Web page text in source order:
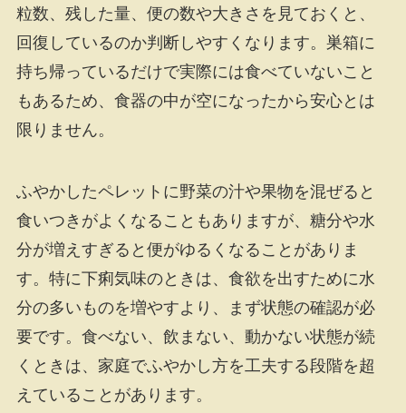
粒数、残した量、便の数や大きさを見ておくと、
回復しているのか判断しやすくなります。巣箱に
持ち帰っているだけで実際には食べていないこと
もあるため、食器の中が空になったから安心とは
限りません。
ふやかしたペレットに野菜の汁や果物を混ぜると
食いつきがよくなることもありますが、糖分や水
分が増えすぎると便がゆるくなることがありま
す。特に下痢気味のときは、食欲を出すために水
分の多いものを増やすより、まず状態の確認が必
要です。食べない、飲まない、動かない状態が続
くときは、家庭でふやかし方を工夫する段階を超
えていることがあります。